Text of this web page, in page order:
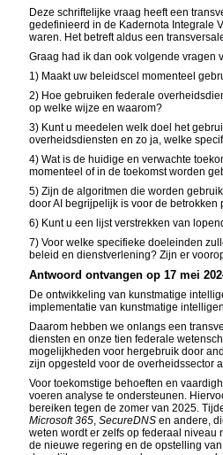
Deze schriftelijke vraag heeft een
gedefinieerd in de Kadernota Integrale
waren. Het betreft aldus een
Graag had ik dan ook volgende vragen
1) Maakt uw beleidscel momenteel
2) Hoe gebruiken federale
op welke wijze en waarom?
3) Kunt u meedelen welk doel het
overheidsdiensten en zo ja, welke
4) Wat is de huidige en verwachte
momenteel of in de toekomst worden
5) Zijn de algoritmen die worden
door AI begrijpelijk is voor de betrokken
6) Kunt u een lijst verstrekken van
7) Voor welke specifieke doeleinden
beleid en dienstverlening? Zijn er
Antwoord ontvangen op 17 mei
De ontwikkeling van kunstmatige
implementatie van kunstmatige
Daarom hebben we onlangs een
diensten en onze tien federale
mogelijkheden voor hergebruik door
zijn opgesteld voor de overheidssector
Voor toekomstige behoeften en
voeren analyse te ondersteunen.
bereiken tegen de zomer van 2025.
Microsoft 365,SecureDNS en andere,
weten wordt er zelfs op federaal niveau
de nieuwe regering en de opstelling